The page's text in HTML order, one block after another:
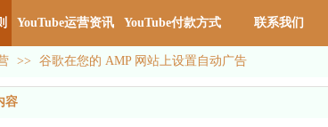
YouTube运营资讯 YouTube付款方式 联系我们
>> 谷歌在您的 AMP 网站上设置自动广告
容